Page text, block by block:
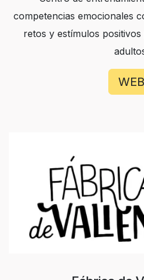
competencias emocionales
retos y estímulos
WEB